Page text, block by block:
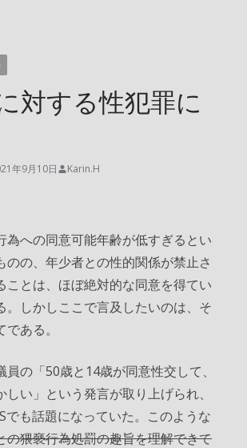
対する性犯罪に
年9月10日 Karin.H
への同意可能年齢が低すぎるとい
のの、年少者との性的関係が禁止さ
ことは、ほぼ絶対的な同意を得てい
。しかしここで言及したいのは、そ
ある。
の「50歳と14歳が同意性交して、
い」という発言が取り上げられ、
でも話題になっていた。このような
の猥褻行為処罰の趣旨を理解できて